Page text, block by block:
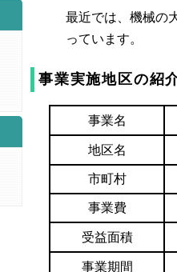
最近では、機械の
っています。
事業実施地区の紹
事業名
地区名
市町村
事業費
受益面積
事業期間